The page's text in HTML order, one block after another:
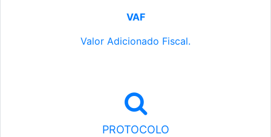
VAF
Valor Adicionado Fiscal.
PROTOCOLO